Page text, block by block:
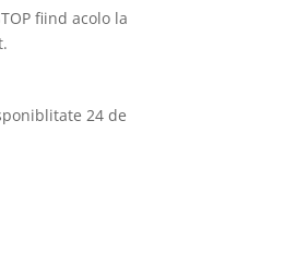
fiind acolo la
24 de